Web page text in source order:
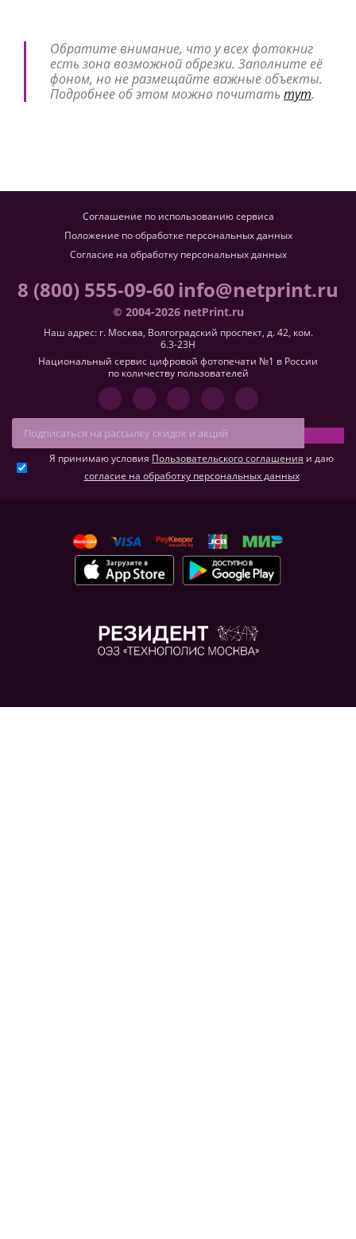
Обратите внимание, что у всех фотокниг
есть зона возможной обрезки. Заполните её
фоном, но не размещайте важные объекты.
Подробнее об этом можно почитатьтут.
Соглашение по использованию сервиса
Положение по обработке персональных данных
Согласие на обработку персональных данных
8 (800) 555-09-60info@netprint.ru
© 2004-2026 netPrint.ru
Наш адрес: г. Москва, Волгоградский проспект, д. 42, ком.
6.3-23H
Национальный сервис цифровой фотопечати №1 в России
по количеству пользователей
Я принимаю условия Пользовательского соглашения и даю
согласие на обработку персональных данных